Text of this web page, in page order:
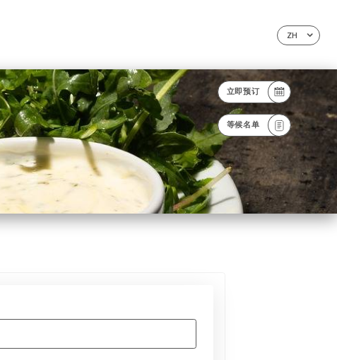
ZH
立即预订
等候名单